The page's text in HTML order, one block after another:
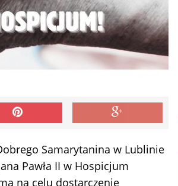
Samarytanina w Lublinie
Pawła II w Hospicjum
na celu dostarczenie